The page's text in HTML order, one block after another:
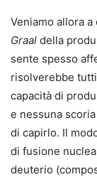
Veniamo allora
Graal della
sente spesso
risolverebbe
capacità di
e nessuna
di capirlo. Il
di fusione
deuterio